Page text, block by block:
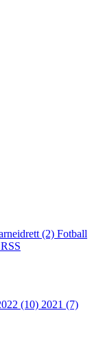
(2) Fotball
RSS
(10) 2021 (7)